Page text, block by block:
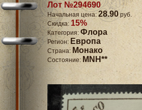
Лот №294690
Начальная цена: 28.90руб.
Скидка: 15%
Категория: Флора
Регион: Европа
Страна: Монако
Состояние: MNH**